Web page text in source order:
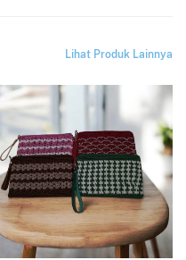
Lihat Produk Lainnya